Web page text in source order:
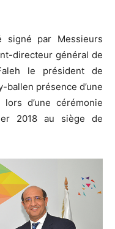
par Messieurs
directeur général de
le président de
ballen présence d’une
d’une cérémonie
2018 au siège de